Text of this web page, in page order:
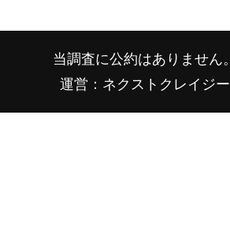
当調査に公約はありません。
運営：ネクストクレイジー